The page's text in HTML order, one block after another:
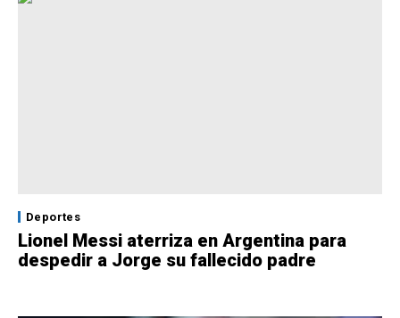
Deportes
Lionel Messi aterriza en Argentina para
despedir a Jorge su fallecido padre